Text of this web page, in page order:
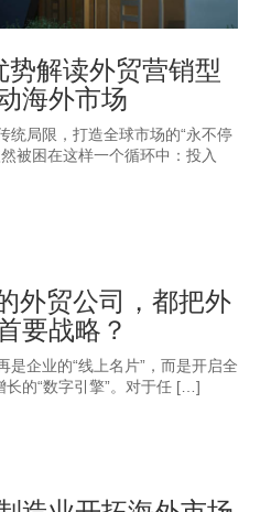
解读外贸营销型
海外市场
统局限，打造全球市场的“永不停
被困在这样一个循环中：投入
外贸公司，都把外
要战略？
是企业的“线上名片”，而是开启全
长的“数字引擎”。对于任 […]